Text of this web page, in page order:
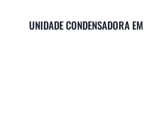
UNIDADE CONDENSADORA